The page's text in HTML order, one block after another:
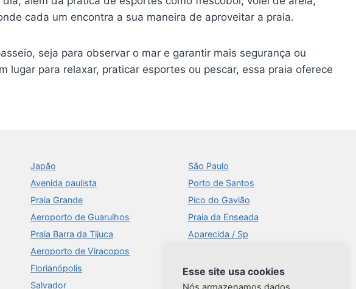
cada um encontra a sua maneira de aproveitar a praia.
seja para observar o mar e garantir mais segurança ou
lugar para relaxar, praticar esportes ou pescar, essa praia oferece
Japão
Avenida paulista
Praia Grande
Aeroporto de Guarulhos
Praia Barra da Tijuca
Aeroporto de Viracopos
Florianópolis
Salvador
São Paulo
Porto de Santos
Pico do Gavião
Praia da Enseada
Aparecida / Sp
Aeroportos
Ilhabela
Esse site usa cookies